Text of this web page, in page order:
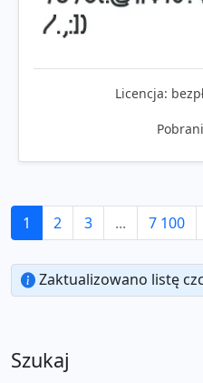
Licencja:
1 2 3 ... 7 100
Zaktualizowano listę
Szukaj